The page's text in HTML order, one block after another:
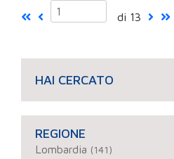
di 13
HAI CERCATO
REGIONE
Lombardia (141)